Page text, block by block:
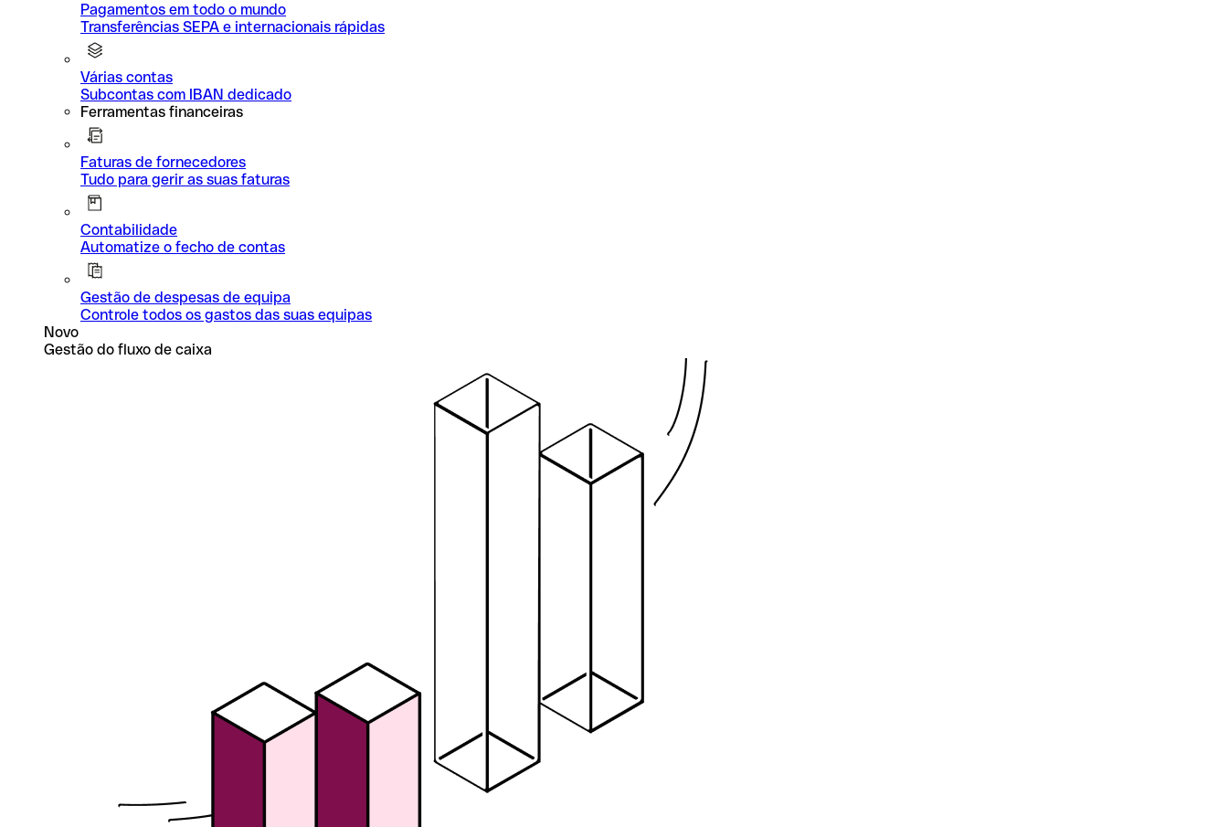
Pagamentos em todo o mundo
Transferências SEPA e internacionais rápidas
Várias contas
Subcontas com IBAN dedicado
Ferramentas financeiras
Faturas de fornecedores
Tudo para gerir as suas faturas
Contabilidade
Automatize o fecho de contas
Gestão de despesas de equipa
Controle todos os gastos das suas equipas
Novo
Gestão do fluxo de caixa